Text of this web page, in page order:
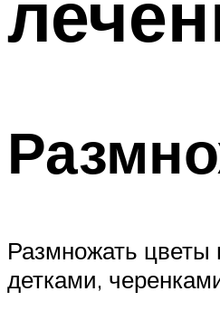
Размножать
детками,